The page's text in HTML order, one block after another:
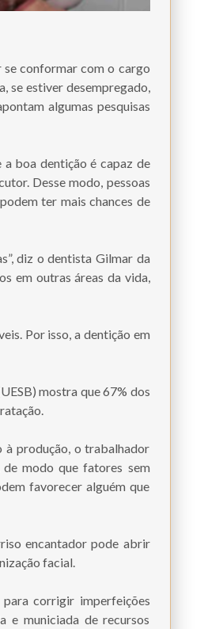
se conformar com o cargo
se estiver desempregado,
algumas pesquisas
a boa dentição é capaz de
Desse modo, pessoas
ter mais chances de
diz o dentista Gilmar da
em outras áreas da vida,
Por isso, a dentição em
mostra que 67% dos
à produção, o trabalhador
modo que fatores sem
favorecer alguém que
encantador pode abrir
facial.
corrigir imperfeições
e municiada de recursos